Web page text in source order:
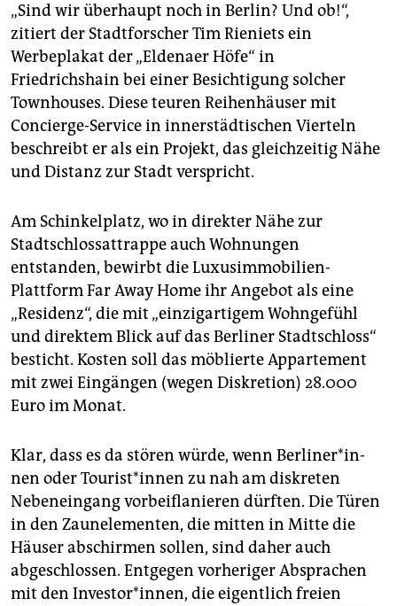
„Sind wir überhaupt noch in Berlin? Und ob!“,
zitiert der Stadtforscher Tim Rieniets ein
Werbeplakat der „Eldenaer Höfe“ in
Friedrichshain bei einer Besichtigung solcher
Townhouses. Diese teuren Reihenhäuser mit
Concierge-Service in innerstädtischen Vierteln
beschreibt er als ein Projekt, das gleichzeitig Nähe
und Distanz zur Stadt verspricht.
Am Schinkelplatz, wo in direkter Nähe zur
Stadtschlossattrappe auch Wohnungen
entstanden, bewirbt die Luxusimmobilien-
Plattform Far Away Home ihr Angebot als eine
„Residenz“, die mit „einzigartigem Wohngefühl
und direktem Blick auf das Berliner Stadtschloss“
besticht. Kosten soll das möblierte Appartement
mit zwei Eingängen (wegen Diskretion) 28.000
Euro im Monat.
Klar, dass es da stören würde, wenn Ber­li­ne­r*in­
nen oder Tou­ris­t*in­nen zu nah am diskreten
Nebeneingang vorbeiflanieren dürften. Die Türen
in den Zaunelementen, die mitten in Mitte die
Häuser abschirmen sollen, sind daher auch
abgeschlossen. Entgegen vorheriger Absprachen
mit den Investor*innen, die eigentlich freien